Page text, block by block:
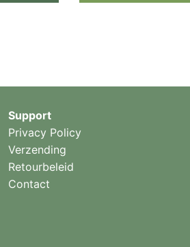
Support
Privacy Policy
Verzending
Retourbeleid
Contact